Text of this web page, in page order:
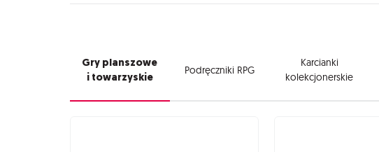
Gry planszowe
i towarzyskie
Podręczniki RPG
Karcianki
kolekcjonerskie